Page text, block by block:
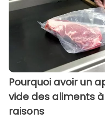
Pourquoi avoir un
vide des aliments
raisons